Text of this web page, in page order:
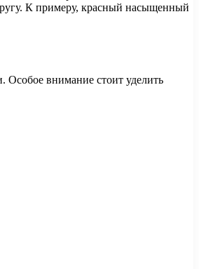
К примеру, красный насыщенный
Особое внимание стоит уделить